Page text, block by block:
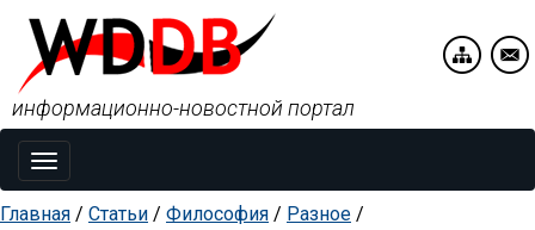
Toggle
navigation
информационно-новостной портал
Главная / Статьи / Философия / Разное /